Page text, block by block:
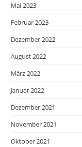
Mai 2023
Februar 2023
Dezember 2022
August 2022
März 2022
Januar 2022
Dezember 2021
November 2021
Oktober 2021